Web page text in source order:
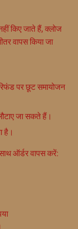
किए जाते हैं, क्लोज
वापस किया जा
पर छूट समायोजन
जा सकते हैं।
है।
ऑर्डर वापस करें: